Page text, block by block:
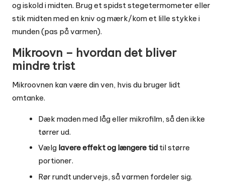
og iskold i midten. Brug et spidst stegetermometer eller
stik midten med en kniv og mærk/kom et lille stykke i
munden (pas på varmen).
Mikroovn – hvordan det bliver
mindre trist
Mikroovnen kan være din ven, hvis du bruger lidt
omtanke.
Dæk maden med låg eller mikrofilm, så den ikke
tørrer ud.
Vælg lavere effekt og længere tid til større
portioner.
Rør rundt undervejs, så varmen fordeler sig.